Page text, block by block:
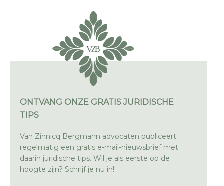
ONTVANG ONZE GRATIS JURIDISCHE
TIPS
Van Zinnicq Bergmann advocaten publiceert
regelmatig een gratis e-mail-nieuwsbrief met
daarin juridische tips. Wil je als eerste op de
hoogte zijn? Schrijf je nu in!